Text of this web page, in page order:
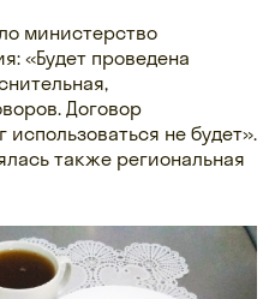
министерство
«Будет проведена
Договор
не будет».
также региональная